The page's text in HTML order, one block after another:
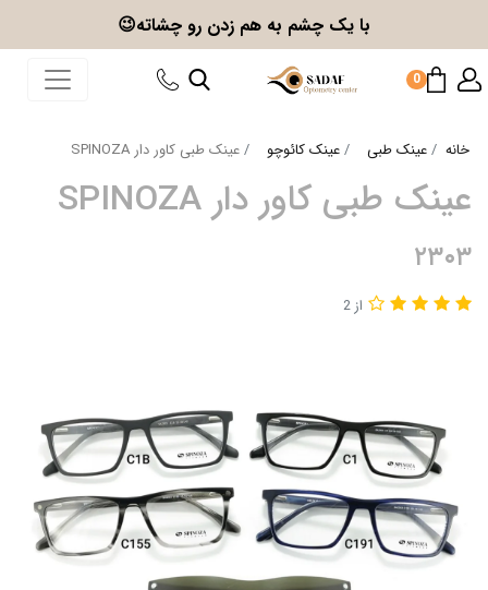
با یک چشم به هم زدن رو چشاته😉
0
خانه عینک طبی عینک کائوچو عینک طبی کاور دار SPINOZA
عینک طبی کاور دار SPINOZA
۲۳۰۳
از 2